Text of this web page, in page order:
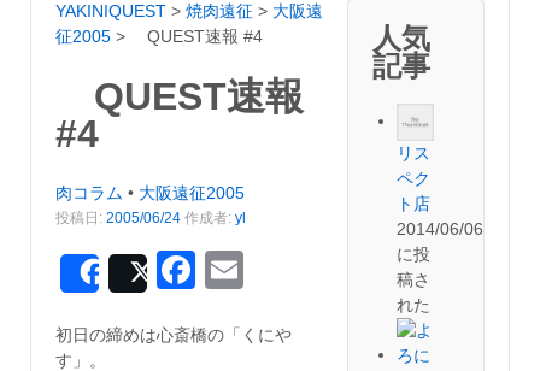
YAKINIQUEST > 焼肉遠征 > 大阪遠
征2005 > QUEST速報 #4
QUEST速報
#4
肉コラム • 大阪遠征2005
投稿日: 2005/06/24 作成者: yl
SharePostFacebook
初日の締めは心斎橋の「くにや
す」。
人気
記事
リス
ペク
ト店
2014/06/06
に投
稿さ
れた